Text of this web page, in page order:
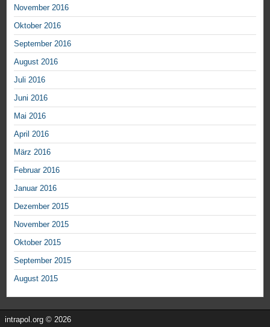
November 2016
Oktober 2016
September 2016
August 2016
Juli 2016
Juni 2016
Mai 2016
April 2016
März 2016
Februar 2016
Januar 2016
Dezember 2015
November 2015
Oktober 2015
September 2015
August 2015
intrapol.org © 2026